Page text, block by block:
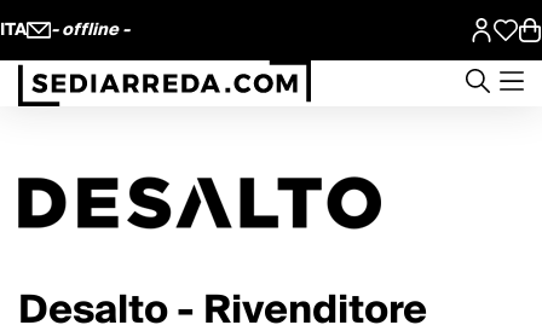
ITA - offline -
Desalto - Rivenditore